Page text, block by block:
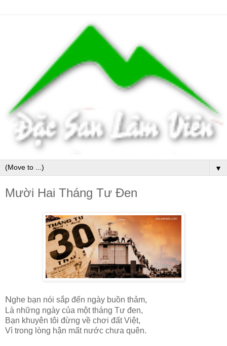
▼
Mười Hai Tháng Tư Đen
Nghe bạn nói sắp đến ngày buồn thảm,
Là những ngày của một tháng Tư đen,
Bạn khuyên tôi đừng về chơi đất Việt,
Vì trong lòng hận mất nước chưa quên.